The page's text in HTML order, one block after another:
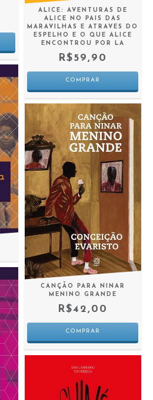
ALICE: AVENTURAS DE
ALICE NO PAIS DAS
MARAVILHAS E ATRAVES DO
ESPELHO E O QUE ALICE
ENCONTROU POR LA
R$59,90
CANÇÃO PARA NINAR
MENINO GRANDE
R$42,00